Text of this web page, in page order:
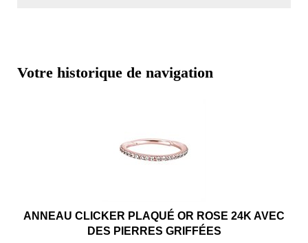
Votre historique de navigation
ANNEAU CLICKER PLAQUÉ OR ROSE 24K AVEC
DES PIERRES GRIFFÉES